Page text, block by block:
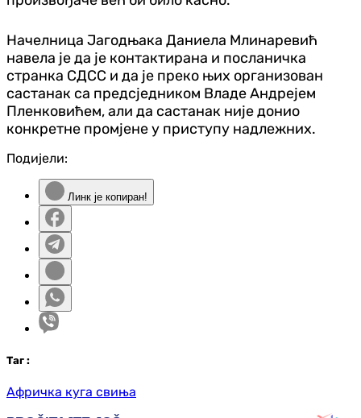
Начелница Јагодњака Даниела Млинаревић
навела је да је контактирана и посланичка
странка СДСС и да је преко њих организован
састанак са предсједником Владе Андрејем
Пленковићем, али да састанак није донио
конкретне промјене у приступу надлежних.
Подијели:
Линк је копиран!
Таг :
Афричка куга свиња